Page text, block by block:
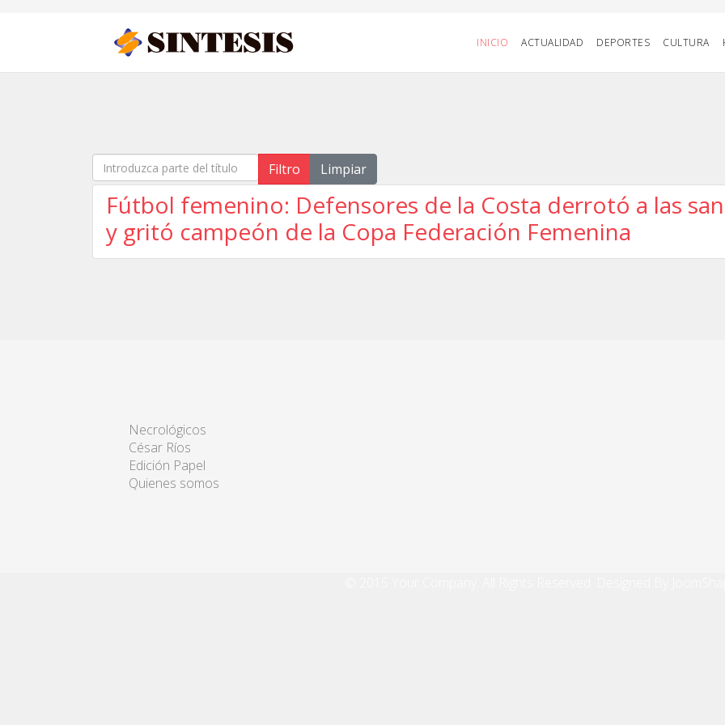
INICIO ACTUALIDAD DEPORTES CULTURA
Introduzca parte del título Filtro Limpiar
Fútbol femenino: Defensores de la Costa derrotó a las
y gritó campeón de la Copa Federación Femenina
Necrológicos
César Ríos
Edición Papel
Quienes somos